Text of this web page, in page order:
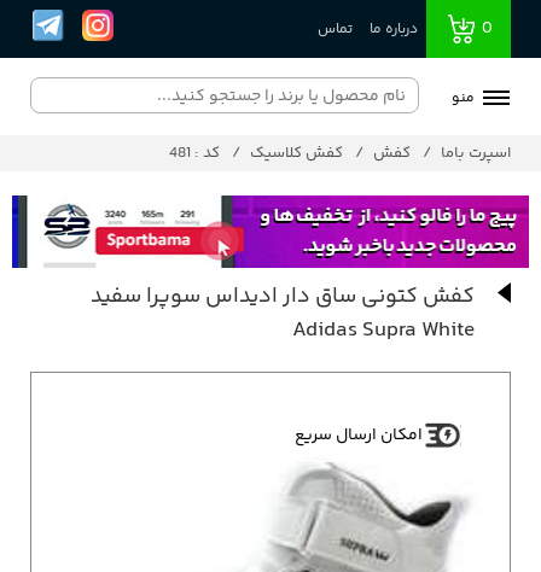
0 درباره ما تماس
منو
اسپرت باما کفش کفش کلاسیک کد : 481
کفش کتونی ساق دار ادیداس سوپرا سفید
Adidas Supra White
امکان ارسال سریع